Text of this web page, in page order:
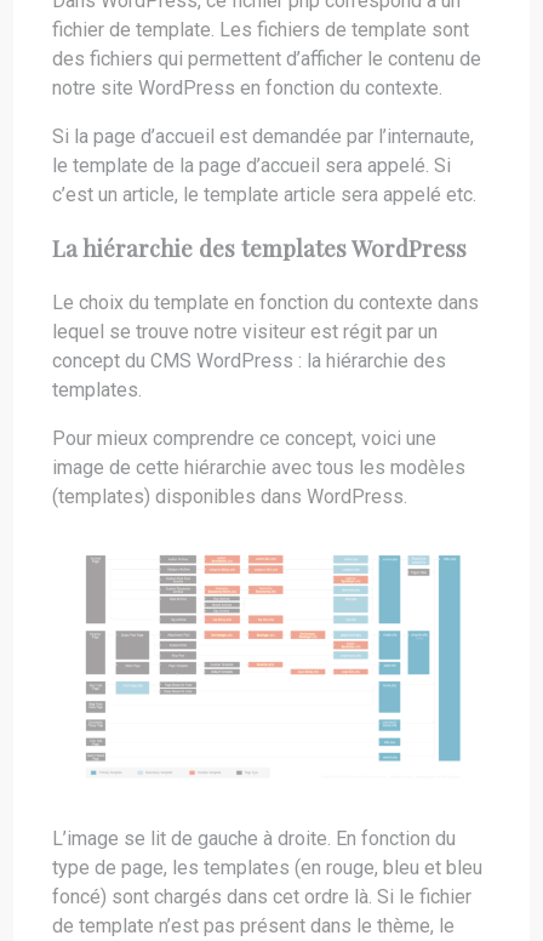
fichier de template. Les fichiers de template sont
des fichiers qui permettent d’afficher le contenu de
notre site WordPress en fonction du contexte.
Si la page d’accueil est demandée par l’internaute,
le template de la page d’accueil sera appelé. Si
c’est un article, le template article sera appelé etc.
La hiérarchie des templates WordPress
Le choix du template en fonction du contexte dans
lequel se trouve notre visiteur est régit par un
concept du CMS WordPress : la hiérarchie des
templates.
Pour mieux comprendre ce concept, voici une
image de cette hiérarchie avec tous les modèles
(templates) disponibles dans WordPress.
L’image se lit de gauche à droite. En fonction du
type de page, les templates (en rouge, bleu et bleu
foncé) sont chargés dans cet ordre là. Si le fichier
de template n’est pas présent dans le thème, le